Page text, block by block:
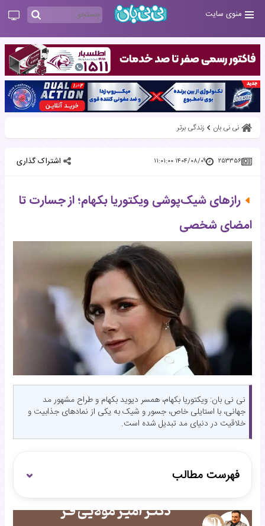
منوی سایت
نی نی بان زندگی برتر
۲۵۳۳۵۶ ۱۴۰۴/۰۸/۰۹ ۱۱:۰۱:۰۰ اشتراک گذاری
رازهای شیک‌پوشی ویکتوریا بکهام؛ از جسارت تا
امضای شخصی
نی نی بان: ویکتوریا بکهام، همسر دیوید بکهام و طراح مشهور مد
جهانی، با استایلی خاص، جسور و شیک به یکی از نمادهای جذابیت و
خلاقیت در دنیای مد تبدیل شده است.
فهرست مطالب
فرصتی که دنیای شهرت را برای ویکتوریا باز کرد